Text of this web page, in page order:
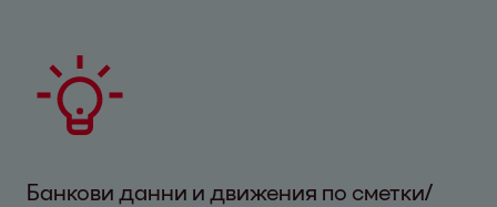
Банкови данни и движения по сметки/